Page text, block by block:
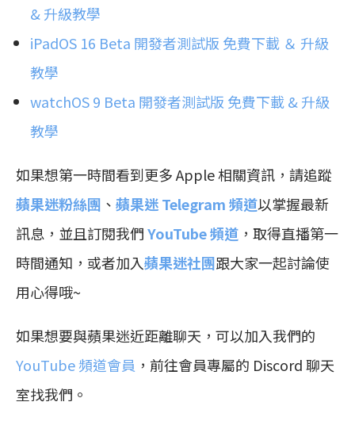
& 升級教學
iPadOS 16 Beta 開發者測試版 免費下載 ＆ 升級
教學
watchOS 9 Beta 開發者測試版 免費下載 & 升級
教學
如果想第一時間看到更多 Apple 相關資訊，請追蹤
蘋果迷粉絲團 、 蘋果迷 Telegram 頻道以掌握最新
訊息，並且訂閱我們YouTube 頻道 ，取得直播第一
時間通知，或者加入蘋果迷社團跟大家一起討論使
用心得哦~
如果想要與蘋果迷近距離聊天，可以加入我們的
YouTube 頻道會員 ，前往會員專屬的 Discord 聊天
室找我們。